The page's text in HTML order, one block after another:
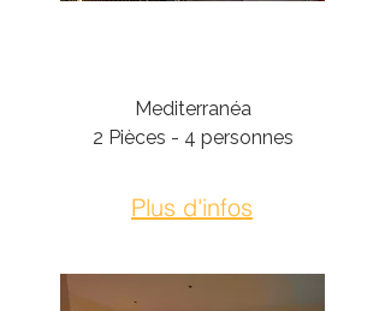
Mediterranéa
2 Pièces - 4 personnes
Plus d'infos